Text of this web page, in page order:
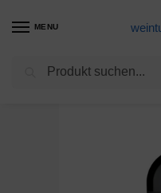
MENU
Weine 2018 Collefrisio